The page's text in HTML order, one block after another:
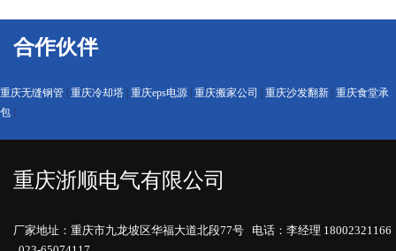
合作伙伴
重庆无缝钢管 重庆冷却塔 重庆eps电源 重庆搬家公司 重庆沙发翻新 重庆食堂承
包
重庆浙顺电气有限公司
厂家地址：重庆市九龙坡区华福大道北段77号 电话：李经理 18002321166